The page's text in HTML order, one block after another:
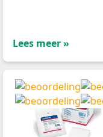
Lees meer »